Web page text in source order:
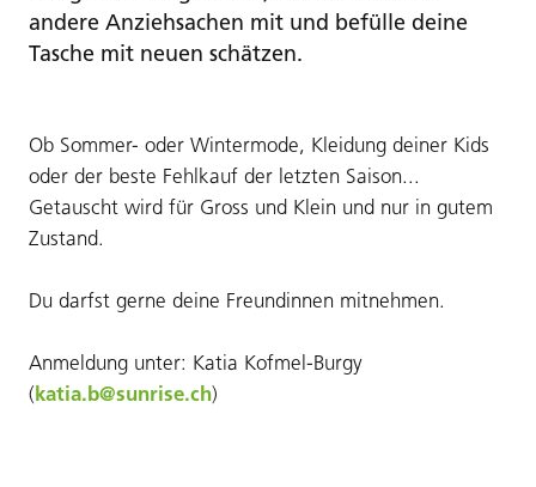
andere Anziehsachen mit und befülle deine
Tasche mit neuen schätzen.
Ob Sommer- oder Wintermode, Kleidung deiner Kids
oder der beste Fehlkauf der letzten Saison...
Getauscht wird für Gross und Klein und nur in gutem
Zustand.
Du darfst gerne deine Freundinnen mitnehmen.
Anmeldung unter: Katia Kofmel-Burgy
(katia.b@sunrise.ch)